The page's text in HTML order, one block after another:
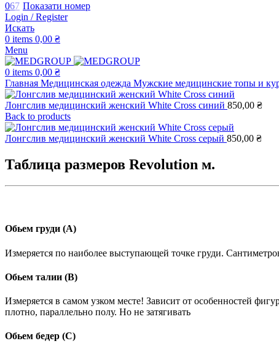
067 Показати номер
Login / Register
Искать
0 items 0,00 ₴
Menu
0 items 0,00 ₴
Главная Медицинская одежда Мужские медицинские топы и
Лонгслив медицинский женский White Cross синий 850,00 ₴
Back to products
Лонгслив медицинский женский White Cross серый 850,00 ₴
Таблица размеров Revolution м.
Обьем груди (A)
Измеряется по наиболее выступающей точке груди.
Обьем талии (B)
Измеряется в самом узком месте! Зависит от особенностей
плотно, параллельно полу. Но не затягивать
Обьем бедер (C)